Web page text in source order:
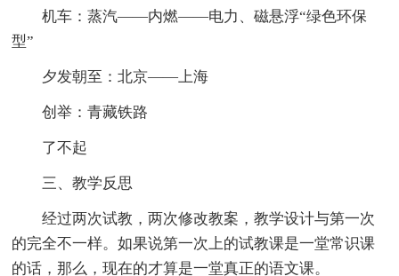
机车：蒸汽——内燃——电力、磁悬浮“绿色环保
型”
夕发朝至：北京——上海
创举：青藏铁路
了不起
三、教学反思
经过两次试教，两次修改教案，教学设计与第一次
的完全不一样。如果说第一次上的试教课是一堂常识课
的话，那么，现在的才算是一堂真正的语文课。